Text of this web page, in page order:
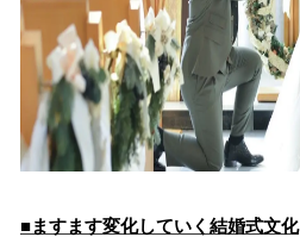
■ますます変化していく結婚式文化